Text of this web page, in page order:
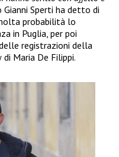
Sperti ha detto di
probabilità lo
in Puglia, per poi
registrazioni della
Maria De Filippi.